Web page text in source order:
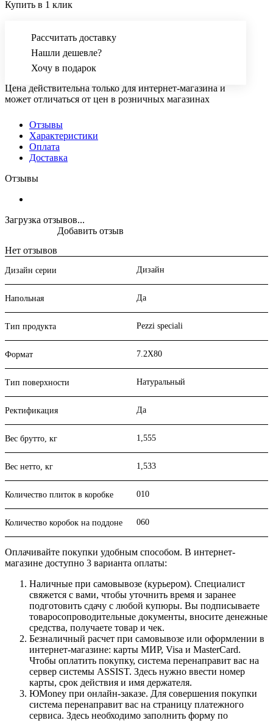
Купить в 1 клик
Рассчитать доставку
Нашли дешевле?
Хочу в подарок
Цена действительна только для интернет-магазина и
может отличаться от цен в розничных магазинах
Отзывы
Характеристики
Оплата
Доставка
Отзывы
Загрузка отзывов...
Нет отзывов
Добавить отзыв
Дизайн серии Дизайн
Напольная Да
Тип продукта Pezzi speciali
Формат 7.2X80
Тип поверхности Натуральный
Ректификация Да
Вес брутто, кг 1,555
Вес нетто, кг 1,533
Количество плиток в коробке 010
Количество коробок на поддоне 060
Оплачивайте покупки удобным способом. В интернет-
магазине доступно 3 варианта оплаты:
Наличные при самовывозе (курьером). Специалист
свяжется с вами, чтобы уточнить время и заранее
подготовить сдачу с любой купюры. Вы подписываете
товаросопроводительные документы, вносите денежные
средства, получаете товар и чек.
Безналичный расчет при самовывозе или оформлении в
интернет-магазине: карты МИР, Visa и MasterCard.
Чтобы оплатить покупку, система перенаправит вас на
сервер системы ASSIST. Здесь нужно ввести номер
карты, срок действия и имя держателя.
ЮMoney при онлайн-заказе. Для совершения покупки
система перенаправит вас на страницу платежного
сервиса. Здесь необходимо заполнить форму по